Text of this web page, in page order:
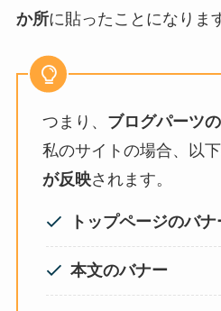
か所に貼ったことになりま
つまり、 ブログパーツ
私のサイトの場合、以
が反映されます。
トップページのバナ
本文のバナー